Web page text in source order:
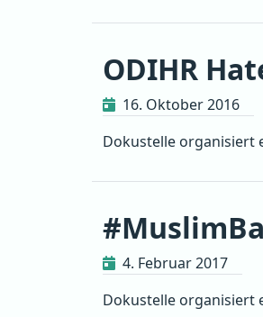
ODIHR
16. Oktober 2016
Dokustelle organisiert
4. Februar 2017
Dokustelle organisiert